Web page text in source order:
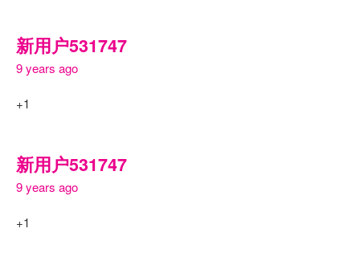
新用户531747
9 years ago
+1
新用户531747
9 years ago
+1